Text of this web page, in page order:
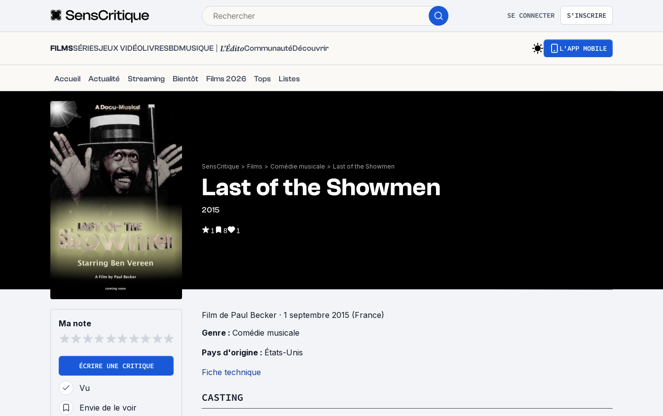
SE CONNECTER S'INSCRIRE
FILMSSÉRIESJEUX VIDÉOLIVRESBDMUSIQUE L'ÉditoCommunautéDécouvrir L'APP MOBILE
Accueil Actualité Streaming Bientôt Films 2026 Tops Listes
SensCritique > Films > Comédie musicale > Last of the Showmen
Last of the Showmen
2015
1 8 1
Ma note
ÉCRIRE UNE CRITIQUE
Vu
Envie de le voir
Film de Paul Becker · 1 septembre 2015 (France)
Genre : Comédie musicale
Pays d'origine : États-Unis
Fiche technique
CASTING